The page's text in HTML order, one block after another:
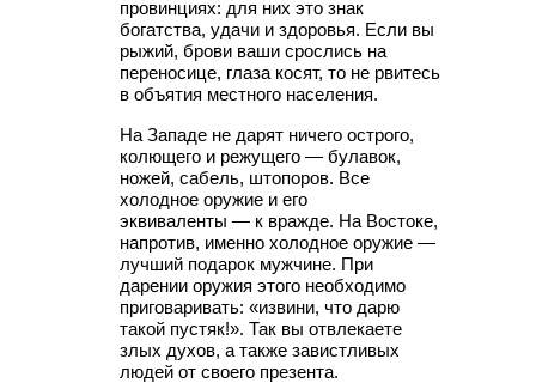
провинциях: для них это знак
богатства, удачи и здоровья. Если вы
рыжий, брови ваши срослись на
переносице, глаза косят, то не рвитесь
в объятия местного населения.
На Западе не дарят ничего острого,
колющего и режущего — булавок,
ножей, сабель, штопоров. Все
холодное оружие и его
эквиваленты — к вражде. На Востоке,
напротив, именно холодное оружие —
лучший подарок мужчине. При
дарении оружия этого необходимо
приговаривать: «извини, что дарю
такой пустяк!». Так вы отвлекаете
злых духов, а также завистливых
людей от своего презента.